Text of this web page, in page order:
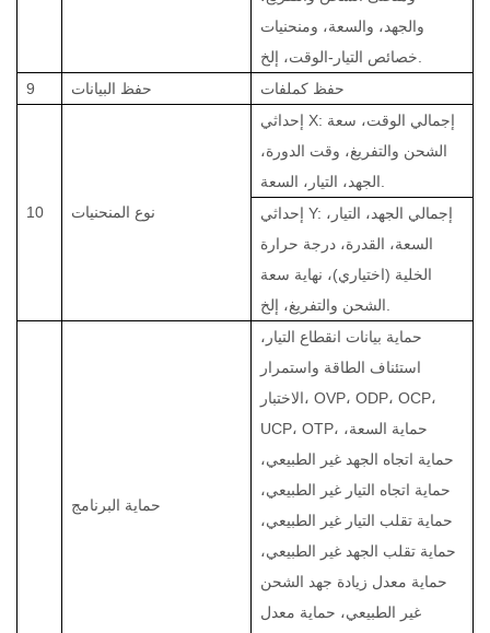
والجهد، والسعة، ومنحنيات
خصائص التيار-الوقت، إلخ.
9
حفظ البيانات حفظ كملفات
10 نوع المنحنيات
إحداثي X: إجمالي الوقت، سعة
الشحن والتفريغ، وقت الدورة،
الجهد، التيار، السعة.
إحداثي Y: إجمالي الجهد، التيار،
السعة، القدرة، درجة حرارة
الخلية (اختياري)، نهاية سعة
الشحن والتفريغ، إلخ.
حماية البرنامج
حماية بيانات انقطاع التيار،
استئناف الطاقة واستمرار
الاختبار، OVP، ODP، OCP،
UCP، OTP، حماية السعة،
حماية اتجاه الجهد غير الطبيعي،
حماية اتجاه التيار غير الطبيعي،
حماية تقلب التيار غير الطبيعي،
حماية تقلب الجهد غير الطبيعي،
حماية معدل زيادة جهد الشحن
غير الطبيعي، حماية معدل